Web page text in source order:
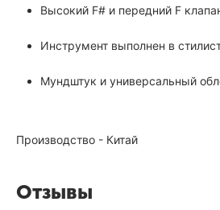
Высокий F# и передний F
Инструмент выполнен в
Мундштук и универсальный
Производство - Китай
Отзывы